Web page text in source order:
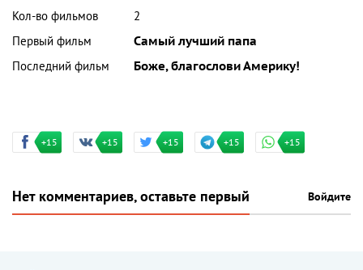
Кол-во фильмов
2
Первый фильм
Самый лучший папа
Последний фильм
Боже, благослови Америку!
+15 +15 +15 +15 +15
Нет комментариев, оставьте первый Войдите